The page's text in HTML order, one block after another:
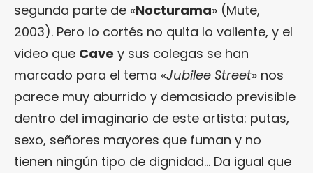
segunda parte de «Nocturama» (Mute,
2003). Pero lo cortés no quita lo valiente, y el
video que Cave y sus colegas se han
marcado para el tema «Jubilee Street» nos
parece muy aburrido y demasiado previsible
dentro del imaginario de este artista: putas,
sexo, señores mayores que fuman y no
tienen ningún tipo de dignidad… Da igual que